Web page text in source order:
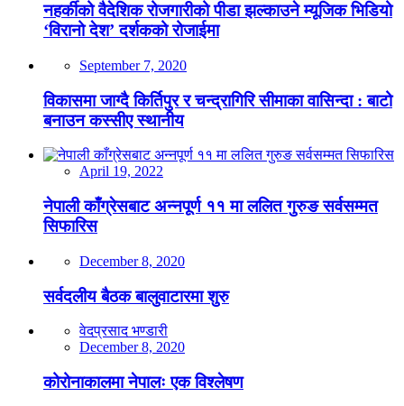
नहर्कीको वैदेशिक रोजगारीको पीडा झल्काउने म्यूजिक भिडियो
‘विरानो देश’ दर्शकको रोजाईमा
September 7, 2020
विकासमा जाग्दै किर्तिपुर र चन्द्रागिरि सीमाका वासिन्दा : बाटो
बनाउन कस्सीए स्थानीय
April 19, 2022
नेपाली काँग्रेसबाट अन्नपूर्ण ११ मा ललित गुरुङ सर्वसम्मत
सिफारिस
December 8, 2020
सर्वदलीय बैठक बालुवाटारमा शुरु
वेदप्रसाद भण्डारी
December 8, 2020
कोरोनाकालमा नेपालः एक विश्लेषण